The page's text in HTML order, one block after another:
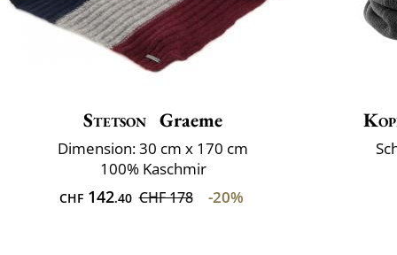
Stetson Graeme
Dimension: 30 cm x 170 cm
100% Kaschmir
CHF142.40 CHF 178 -20%